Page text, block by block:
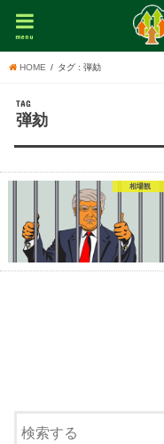
menu
HOME タグ : 弾劾
TAG
弾劾
相場観